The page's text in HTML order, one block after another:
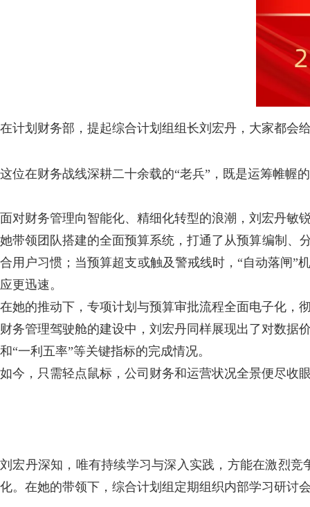
在计划财务部，提起综合计划组组长刘宏丹，大家都会
这位在财务战线深耕二十余载的“老兵”，既是运筹帷幄
面对财务管理向智能化、精细化转型的浪潮，刘宏丹敏
她带领团队搭建的全面预算系统，打通了从预算编制、
合用户习惯；当预算超支或触及警戒线时，“自动落闸”
应更迅速。
在她的推动下，专项计划与预算审批流程全面电子化，
财务管理驾驶舱的建设中，刘宏丹同样展现出了对数据
和“一利五率”等关键指标的完成情况。
如今，只需轻点鼠标，公司财务和运营状况全景便尽
刘宏丹深知，唯有持续学习与深入实践，方能在激烈
化。在她的带领下，综合计划组定期组织内部学习研讨